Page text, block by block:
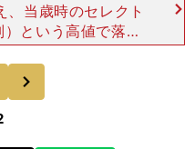
当歳時のセレクト
という高値で落札
して調整も進んでお
マンによると、陣営
ん